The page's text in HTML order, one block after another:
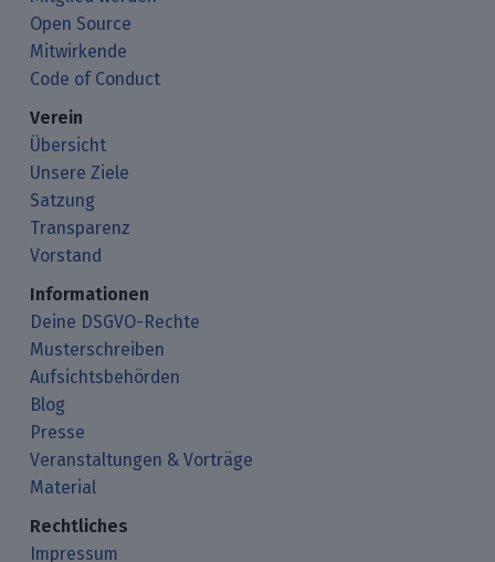
Open Source
Mitwirkende
Code of Conduct
Verein
Übersicht
Unsere Ziele
Satzung
Transparenz
Vorstand
Informationen
Deine DSGVO-Rechte
Musterschreiben
Aufsichtsbehörden
Blog
Presse
Veranstaltungen & Vorträge
Material
Rechtliches
Impressum